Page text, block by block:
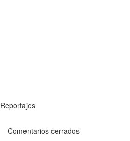
Reportajes
Comentarios cerrados